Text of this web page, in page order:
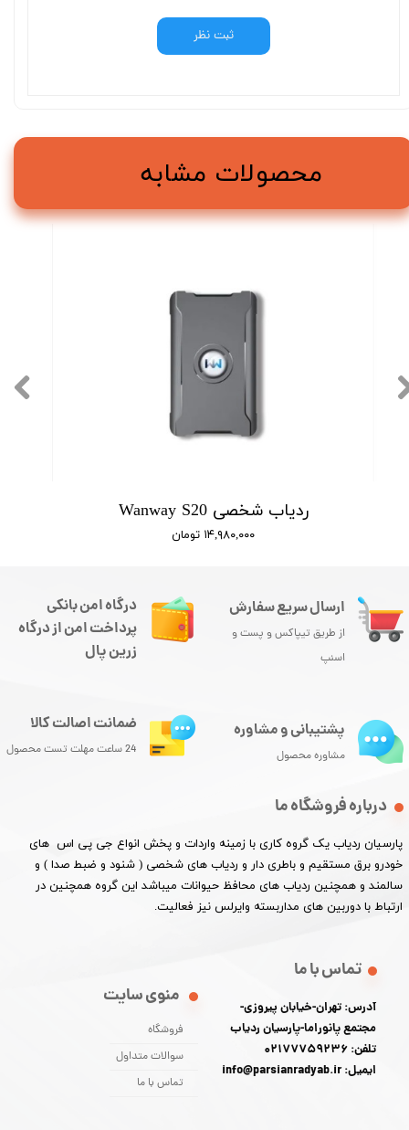
ثبت نظر
ردیاب شخصی Wanway S20
۱۴,۹۸۰,۰۰۰ تومان
محصولات مشابه
ارسال سریع سفارش
از طریق تیپاکس و پست و
اسنپ
درباره فروشگاه ما
پارسیان ردیاب یک گروه کاری با زمینه واردات و پخش انواع جی پی اس های
خودرو برق مستقیم و باطری دار و ردیاب های شخصی ( شنود و ضبط صدا ) و
سالمند و همچنین ردیاب های محافظ حیوانات میباشد این گروه همچنین در
ارتباط با دوربین های مداربسته وایرلس نیز فعالیت.​​​​​​​
منوی سایت
فروشگاه
سوالات متداول
تماس با ما
تماس با ما
آدرس: تهران-خیابان پیروزی-
مجتمع پانوراما-پارسیان ردیاب
تلفن: 02177759236
ایمیل: info@parsianradyab.ir
درگاه امن بانکی
پرداخت امن از درگاه
زرین پال
پشتیبانی و مشاوره
مشاوره محصول
ضمانت اصالت کالا
24 ساعت مهلت تست محصول